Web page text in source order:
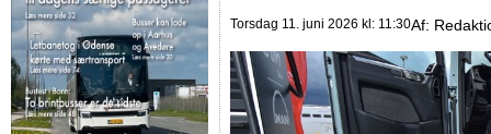
Torsdag 11. juni 2026 kl: 11:30Af: